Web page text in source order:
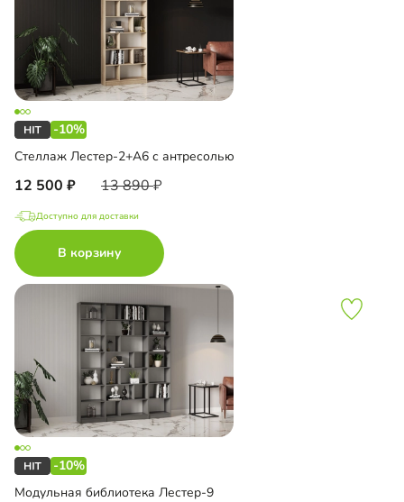
-10%
Стеллаж Лестер-2+А6 с антресолью
12 500 13 890
Доступно для доставки
В корзину
-10%
Модульная библиотека Лестер-9